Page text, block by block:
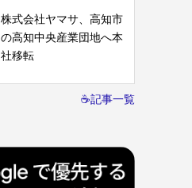
株式会社ヤマサ、高知市
の高知中央産業団地へ本
社移転
☕記事一覧